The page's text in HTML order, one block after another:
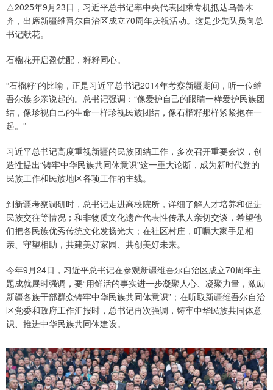
△2025年9月23日，习近平总书记率中央代表团乘专机抵达乌鲁木
齐，出席新疆维吾尔自治区成立70周年庆祝活动。这是少先队员向总
书记献花。
石榴花开启盈优配，籽籽同心。
“石榴籽”的比喻，正是习近平总书记2014年考察新疆期间，听一位维
吾尔族乡亲说起的。总书记强调：“像爱护自己的眼睛一样爱护民族团
结，像珍视自己的生命一样珍视民族团结，像石榴籽那样紧紧抱在一
起。”
习近平总书记高度重视新疆的民族团结工作，多次召开重要会议，创
造性提出“铸牢中华民族共同体意识”这一重大论断，成为新时代党的
民族工作和民族地区各项工作的主线。
到新疆考察调研时，总书记走进高校院所，详细了解人才培养和促进
民族交往等情况；和非物质文化遗产代表性传承人亲切交谈，希望他
们把各民族优秀传统文化发扬光大；在社区村庄，叮嘱大家手足相
亲、守望相助，共建美好家园、共创美好未来。
今年9月24日，习近平总书记在参观新疆维吾尔自治区成立70周年主
题成就展时强调，要“用鲜活的事实进一步凝聚人心、凝聚力量，激励
新疆各族干部群众铸牢中华民族共同体意识”；在听取新疆维吾尔自治
区党委和政府工作汇报时，总书记再次强调，铸牢中华民族共同体意
识、推进中华民族共同体建设。